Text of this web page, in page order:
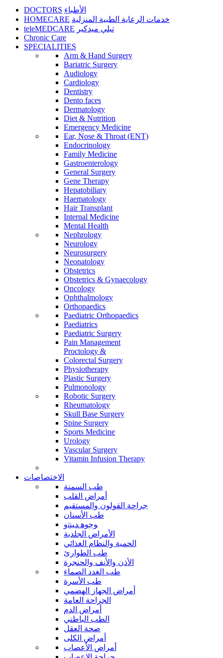
DOCTORS الأطباء
HOMECARE خدمات الرعاية الطبية المنزلية
teleMEDCARE تيلي ميدكير
Chronic Care
SPECIALITIES
Arm & Hand Surgery
Bariatric Surgery
Audiology
Cardiology
Dentistry
Dento faces
Dermatology
Diet & Nutrition
Emergency Medicine
Ear, Nose & Throat (ENT)
Endocrinology
Family Medicine
Gastroenterology
General Surgery
Gene Therapy
Hepatobiliary
Haematology
Hair Transplant
Internal Medicine
Mental Health
Nephrology
Neurology
Neurosurgery
Neonatology
Obstetrics
Obstetrics & Gynaecology
Oncology
Ophthalmology
Orthopaedics
Paediatric Orthopaedics
Paediatrics
Paediatric Surgery
Pain Management
Proctology &
Colorectal Surgery
Physiotherapy
Plastic Surgery
Pulmonology
Robotic Surgery
Rheumatology
Skull Base Surgery
Spine Surgery
Sports Medicine
Urology
Vascular Surgery
Vitamin Infusion Therapy
الاختصاصات
طب السمنة
أمراض القلب
جراحة القولون والمستقيم
طب الأسنان
ﻮﺟﻮﻫ ﺪﻴﻨﺗﻭ
الأمراض الجلدية
الحمية والنظام الغذائي
طب الطوارئ
الأذن والأنف والحنجرة
طب الغدد الصماء
طب الأسرة
أمراض الجهاز الهضمي
الجراحة العامة
أمراض الدم
الطب الباطني
صحة العقل
أمراض الكلى
أمراض الأعصاب